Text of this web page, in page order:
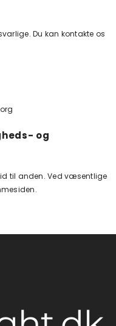
Du kan kontakte os
og
til anden. Ved væsentlige